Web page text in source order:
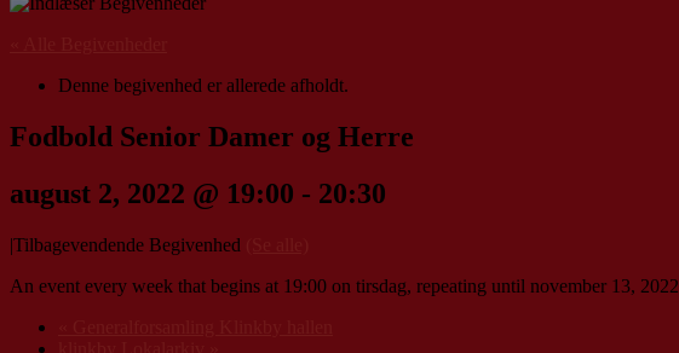
Denne begivenhed er allerede afholdt.
Fodbold Senior Damer og Herre
august 2, 2022 @ 19:00 - 20:30
|Tilbagevendende Begivenhed
An event every week that begins at 19:00 on tirsdag, repeating until november 13, 2022